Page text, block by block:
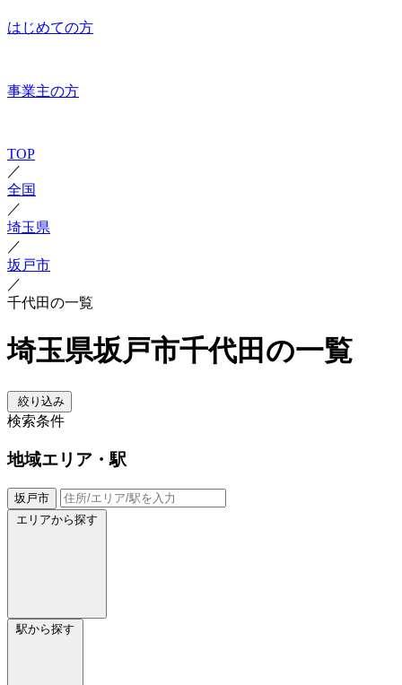
はじめての方
事業主の方
TOP
／
全国
／
埼玉県
／
坂戸市
／
千代田の一覧
埼玉県坂戸市千代田の一覧
絞り込み
検索条件
地域エリア・駅
坂戸市
エリアから探す
駅から探す